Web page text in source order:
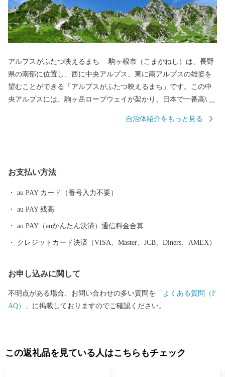
アルプスがふたつ映えるまち 駒ヶ根市（こまがねし）は、長野
県の南部に位置し、西に中央アルプス、東に南アルプスの雄姿を
望むことができる「アルプスがふたつ映えるまち」です。この中
央アルプスには、駒ヶ岳ロープウェイが架かり、日本で一番高い
太郎温泉郷などがあり、全国各地から観光客が訪れる風光明媚な
くりを進めています。 アルプスの雄大な山々からの雪解け水、
れた特産品をご賞味ください。また、この機会にぜひ自然豊かな
信州駒ヶ根へ足をお運びください。
自治体紹介をもっと見る
お支払い方法
au PAY カード（番号入力不要）
au PAY 残高
au PAY（auかんたん決済）通信料金合算
クレジットカード決済（VISA、Master、JCB、Diners、AMEX）
お申し込みに関して
不明点がある場合、お問い合わせの多い質問を 「よくある質問（F
AQ）」 に掲載しておりますのでご確認ください。
この返礼品を見ている人はこちらもチェック